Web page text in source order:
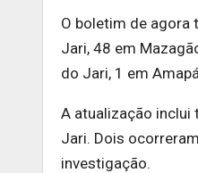
O boletim de agora
Jari, 48 em
do Jari, 1 em
A atualização inclui
Jari. Dois
investigação.